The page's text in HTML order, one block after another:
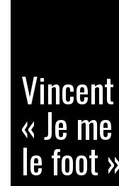
« Je
le foot